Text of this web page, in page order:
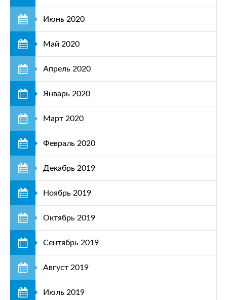
Июнь 2020
Май 2020
Апрель 2020
Январь 2020
Март 2020
Февраль 2020
Декабрь 2019
Ноябрь 2019
Октябрь 2019
Сентябрь 2019
Август 2019
Июль 2019